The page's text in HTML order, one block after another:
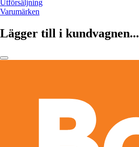
Utförsäljning
Varumärken
Lägger till i kundvagnen...